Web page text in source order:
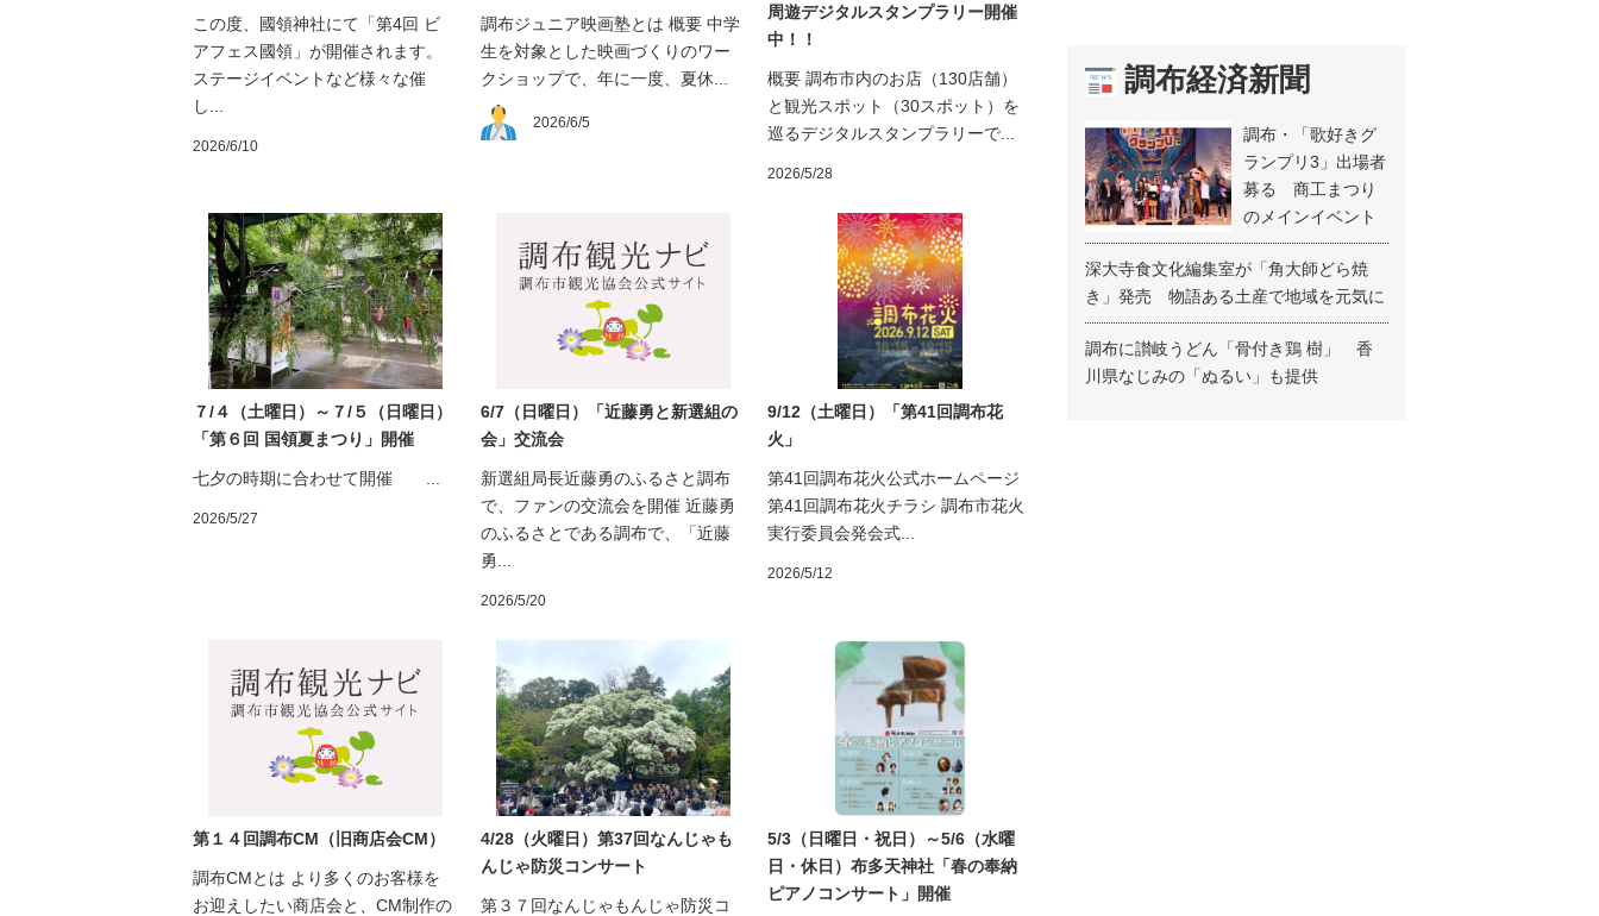
この度、國領神社にて「第4回 ビ
アフェス國領」が開催されます。
ステージイベントなど様々な催
し...
2026/6/10
調布ジュニア映画塾とは 概要 中学
生を対象とした映画づくりのワー
クショップで、年に一度、夏休...
2026/6/5
周遊デジタルスタンプラリー開催
中！！
概要 調布市内のお店（130店舗）
と観光スポット（30スポット）を
巡るデジタルスタンプラリーで...
2026/5/28
７/４（土曜日）～７/５（日曜日）
「第６回 国領夏まつり」開催
七夕の時期に合わせて開催 ...
2026/5/27
6/7（日曜日）「近藤勇と新選組の
会」交流会
新選組局長近藤勇のふるさと調布
で、ファンの交流会を開催 近藤勇
のふるさとである調布で、「近藤
勇...
2026/5/20
9/12（土曜日）「第41回調布花
火」
第41回調布花火公式ホームページ
第41回調布花火チラシ 調布市花火
実行委員会発会式...
2026/5/12
第１４回調布CM（旧商店会CM）
調布CMとは より多くのお客様を
お迎えしたい商店会と、CM制作の
4/28（火曜日）第37回なんじゃも
んじゃ防災コンサート
第３７回なんじゃもんじゃ防災コ
5/3（日曜日・祝日）～5/6（水曜
日・休日）布多天神社「春の奉納
ピアノコンサート」開催
調布経済新聞
調布・「歌好きグ
ランプリ3」出場者
募る 商工まつり
のメインイベント
深大寺食文化編集室が「角大師どら焼
き」発売 物語ある土産で地域を元気に
調布に讃岐うどん「骨付き鶏 樹」 香
川県なじみの「ぬるい」も提供